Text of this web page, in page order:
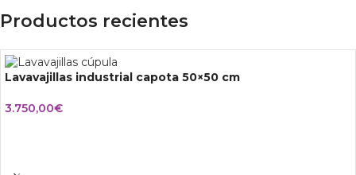
Productos recientes
Lavavajillas industrial capota 50×50 cm
3.750,00€